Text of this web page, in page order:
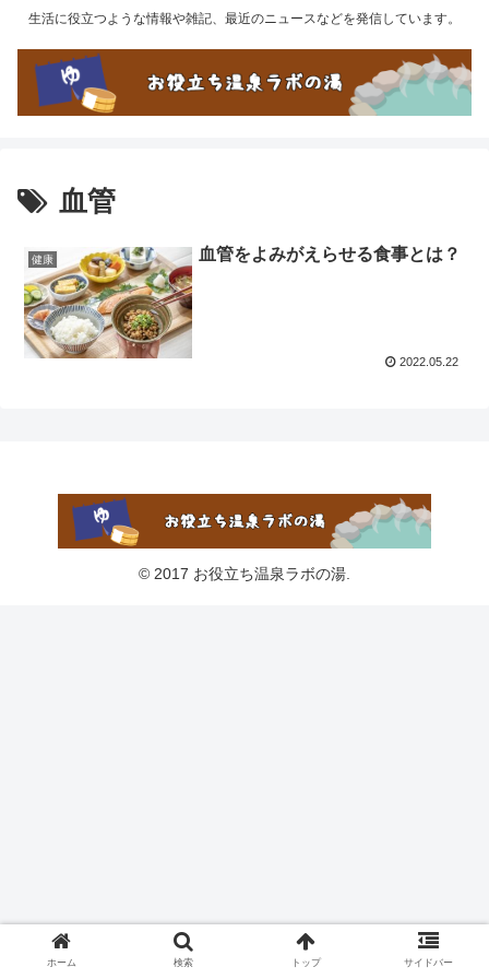
生活に役立つような情報や雑記、最近のニュースなどを発信しています。
血管
健康 血管をよみがえらせる食事とは？
2022.05.22
© 2017 お役立ち温泉ラボの湯.
ホーム 検索 トップ サイドバー